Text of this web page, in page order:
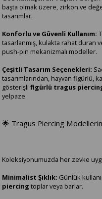
başta olmak üzere, zirkon ve
tasarımlar.
Konforlu ve Güvenli Kullanım:
tasarlanmış, kulakta rahat duran
push-pin mekanizmalı modeller.
Çeşitli Tasarım Seçenekleri:
tasarımlarından, hayvan figürlü,
gösterişlifigürlü tragus
yelpaze.
🌟 Tragus Piercing
Koleksiyonumuzda her zevke
Minimalist Şıklık: Günlük
piercing toplar veya barlar.